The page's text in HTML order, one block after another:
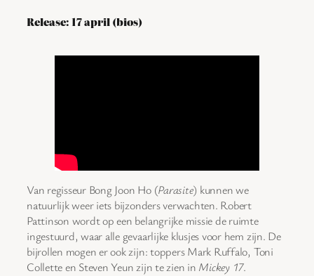
Release: 17 april (bios)
Van regisseur Bong Joon Ho (Parasite) kunnen we
natuurlijk weer iets bijzonders verwachten. Robert
Pattinson wordt op een belangrijke missie de ruimte
ingestuurd, waar alle gevaarlijke klusjes voor hem zijn. De
bijrollen mogen er ook zijn: toppers Mark Ruffalo, Toni
Collette en Steven Yeun zijn te zien in Mickey 17.